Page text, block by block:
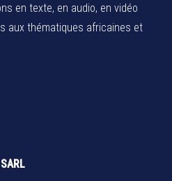
en texte, en audio, en vidéo
aux thématiques africaines et